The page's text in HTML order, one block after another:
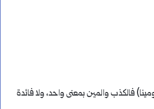
فالكذب والمين بمعنى واحد، ولا فائدة